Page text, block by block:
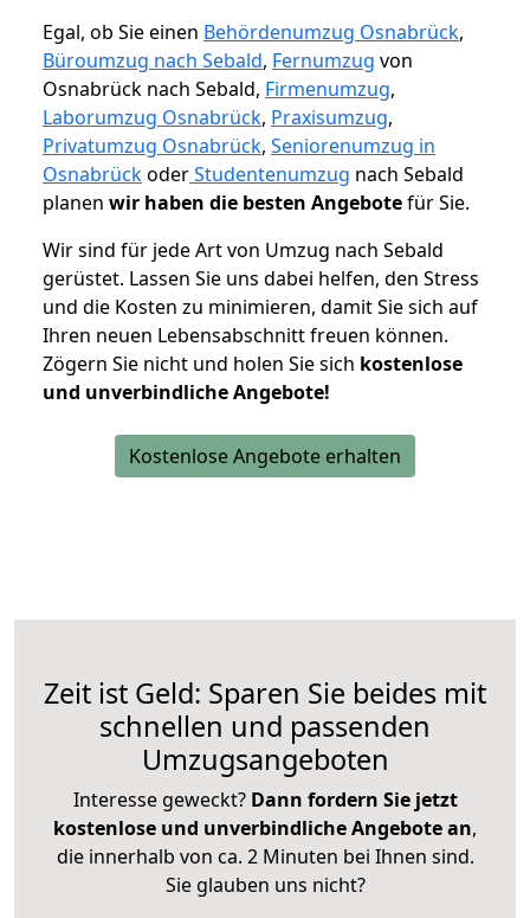
Egal, ob Sie einen Behördenumzug Osnabrück,
Büroumzug nach Sebald, Fernumzug von
Osnabrück nach Sebald, Firmenumzug,
Laborumzug Osnabrück, Praxisumzug,
Privatumzug Osnabrück, Seniorenumzug in
OsnabrückoderStudentenumzug nach Sebald
planen wir haben die besten Angebotefür Sie.
Wir sind für jede Art von Umzug nach Sebald
gerüstet. Lassen Sie uns dabei helfen, den Stress
und die Kosten zu minimieren, damit Sie sich auf
Ihren neuen Lebensabschnitt freuen können.
Zögern Sie nicht und holen Sie sich kostenlose
und unverbindliche Angebote!
Kostenlose Angebote erhalten
Zeit ist Geld: Sparen Sie beides mit
schnellen und passenden
Umzugsangeboten
Interesse geweckt? Dann fordern Sie jetzt
kostenlose und unverbindliche Angebote an,
die innerhalb von ca. 2 Minuten bei Ihnen sind.
Sie glauben uns nicht?